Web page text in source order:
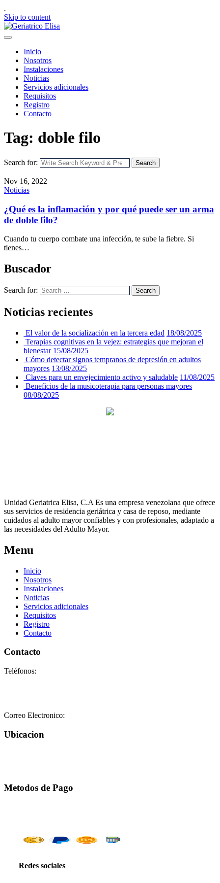
.
Skip to content
Inicio
Nosotros
Instalaciones
Noticias
Servicios adicionales
Requisitos
Registro
Contacto
Tag: doble filo
Search for: Search
Nov 16, 2022
Noticias
¿Qué es la inflamación y por qué puede ser un arma
de doble filo?
Cuando tu cuerpo combate una infección, te sube la fiebre. Si
tienes…
Buscador
Search for: Search
Noticias recientes
El valor de la socialización en la tercera edad 18/08/2025
Terapias cognitivas en la vejez: estrategias que mejoran el
bienestar 15/08/2025
Cómo detectar signos tempranos de depresión en adultos
mayores 13/08/2025
Claves para un envejecimiento activo y saludable 11/08/2025
Beneficios de la musicoterapia para personas mayores
08/08/2025
Unidad Geriatrica Elisa, C.A Es una empresa venezolana que ofrece
sus servicios de residencia geriátrica y casa de reposo, mediante
cuidados al adulto mayor confiables y con profesionales, adaptado a
las necesidades del Adulto Mayor.
Menu
Inicio
Nosotros
Instalaciones
Noticias
Servicios adicionales
Requisitos
Registro
Contacto
Contacto
Teléfonos:
Correo Electronico:
Ubicacion
Metodos de Pago
Redes sociales